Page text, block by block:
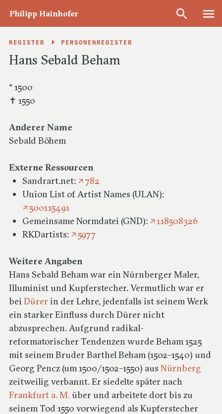
Philipp Hainhofer
Reiseberichte & Sammlungsbeschreibungen
1594–1636
Edition und Datensammlung zur Kunst-
und Kulturgeschichte der ersten
Informationen zur Edition
Reiseberichte &
Register
Über das Projekt & Aktuelles
Kontakt
REGISTER PERSONENREGISTER
Hans Sebald Beham
* 1500
✝ 1550
Anderer Name
Sebald Böhem
Externe Ressourcen
Sandrart.net:
782
Union List of Artist Names (ULAN):
500115491
Gemeinsame Normdatei (GND):
118508326
RKDartists:
5977
Weitere Angaben
Hans Sebald Beham war ein Nürnberger Maler,
Illuminist und Kupferstecher. Vermutlich war er
bei Dürer in der Lehre, jedenfalls ist seinem Werk
ein starker Einfluss durch Dürer nicht
abzusprechen. Aufgrund radikal-
reformatorischer Tendenzen wurde Beham 1525
mit seinem Bruder Barthel Beham (1502–1540) und
Georg Pencz (um 1500/1502–1550) aus Nürnberg
zeitweilig verbannt. Er siedelte später nach
Frankfurt a. M.über und arbeitete dort bis zu
seinem Tod 1550 vorwiegend als Kupferstecher